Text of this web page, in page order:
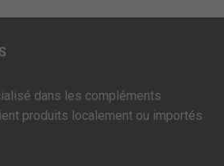
dans les compléments
produits localement ou importés